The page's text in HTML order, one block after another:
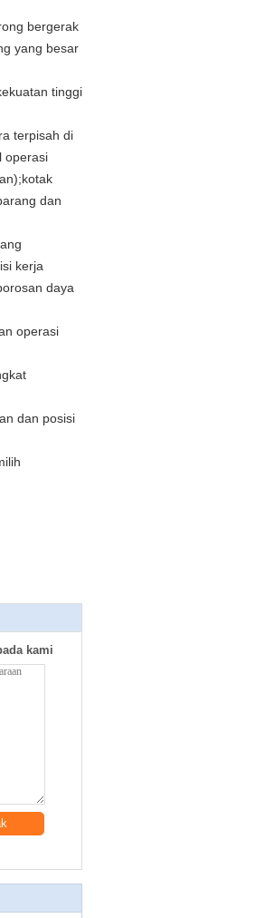
bergerak
yang besar
tinggi
terpisah di
operasi
dan
kerja
daya
operasi
dan posisi
kami